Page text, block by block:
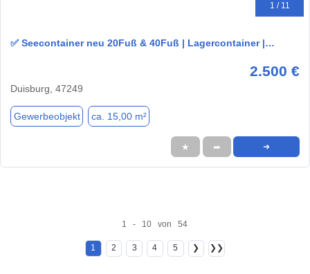
1 / 11
✅ Seecontainer neu 20Fuß & 40Fuß | Lagercontainer |…
2.500 €
Duisburg, 47249
Gewerbeobjekt ca. 15,00 m²
★ ➦ ➜
1 - 10 von 54
1 2 3 4 5 ❯ ❯❯